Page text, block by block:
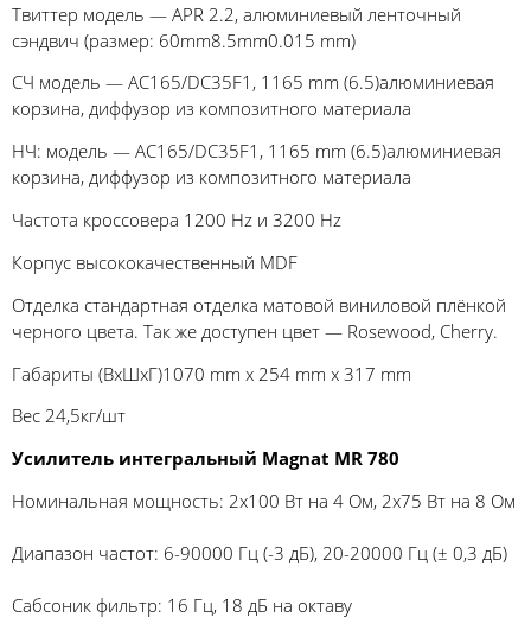
Твиттер модель — APR 2.2, алюминиевый ленточный
сэндвич (размер: 60mm8.5mm0.015 mm)
СЧ модель — AC165/DC35F1, 1165 mm (6.5)алюминиевая
корзина, диффузор из композитного материала
НЧ: модель — AC165/DC35F1, 1165 mm (6.5)алюминиевая
корзина, диффузор из композитного материала
Частота кроссовера 1200 Hz и 3200 Hz
Корпус высококачественный MDF
Отделка стандартная отделка матовой виниловой плёнкой
черного цвета. Так же доступен цвет — Rosewood, Cherry.
Габариты (ВхШхГ)1070 mm x 254 mm x 317 mm
Вес 24,5кг/шт
Усилитель интегральный Magnat MR 780
Номинальная мощность: 2х100 Вт на 4 Ом, 2х75 Вт на 8 Ом
Диапазон частот: 6-90000 Гц (-3 дБ), 20-20000 Гц (± 0,3 дБ)
Сабсоник фильтр: 16 Гц, 18 дБ на октаву